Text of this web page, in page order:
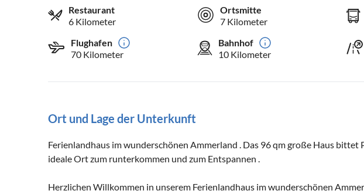
Restaurant
6 Kilometer
Ortsmitte
7 Kilometer
Flughafen
70 Kilometer
Bahnhof
10 Kilometer
Ort und Lage der Unterkunft
Ferienlandhaus im wunderschönen Ammerland . Das 96 qm große Haus bittet
ideale Ort zum runterkommen und zum Entspannen .
Herzlichen Willkommen in unserem Ferienlandhaus im wunderschönen